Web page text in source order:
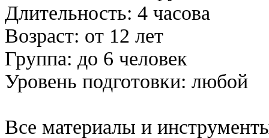
Длительность: 4 часова
Возраст: от 12 лет
Группа: до 6 человек
Уровень подготовки: любой
Все материалы и